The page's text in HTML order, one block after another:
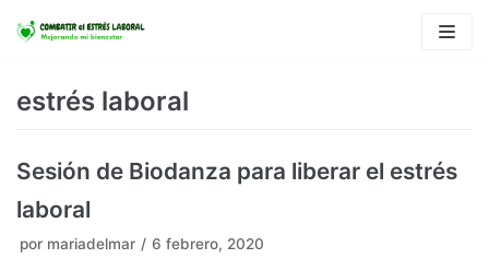
Saltar
estrés laboral
Sesión de Biodanza para liberar el estrés
laboral
por mariadelmar 6 febrero, 2020